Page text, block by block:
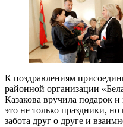
К поздравлениям
районной организации
Казакова вручила подарок
это не только праздники,
забота друг о друге и